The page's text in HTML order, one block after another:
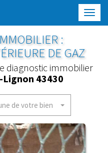
:
DE GAZ
diagnostic immobilier
Lignon 43430
de votre bien